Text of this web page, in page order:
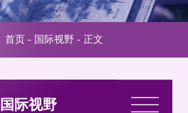
首页- 国际视野 - 正文
国际视野